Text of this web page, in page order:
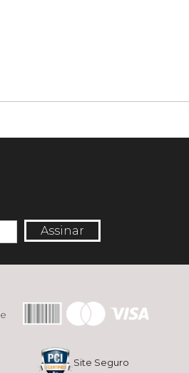
Assinar
Site Seguro